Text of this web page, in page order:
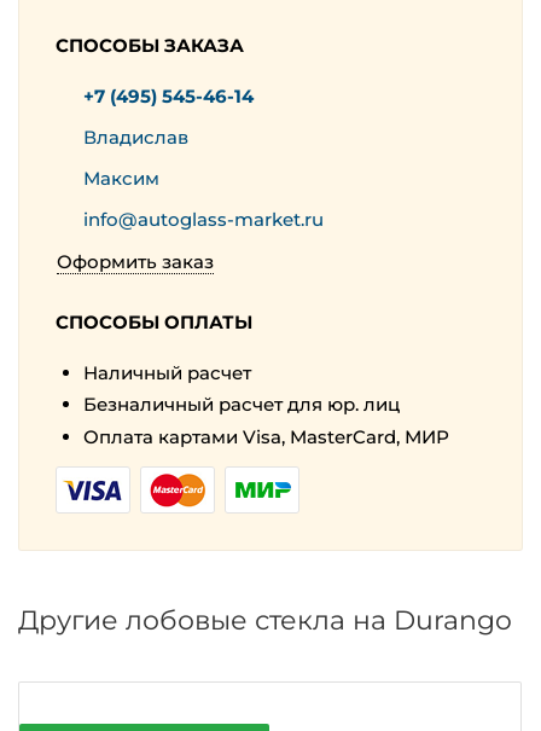
СПОСОБЫ ЗАКАЗА
+7 (495) 545-46-14
Владислав
Максим
info@autoglass-market.ru
Оформить заказ
СПОСОБЫ ОПЛАТЫ
Наличный расчет
Безналичный расчет для юр. лиц
Оплата картами Visa, MasterCard, МИР
Другие лобовые стекла на Durango